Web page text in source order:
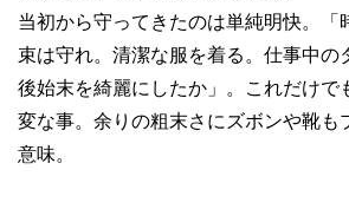
当初から守ってきたのは単純明快。「
束は守れ。清潔な服を着る。仕事中の
後始末を綺麗にしたか」。これだけで
変な事。余りの粗末さにズボンや靴も
意味。